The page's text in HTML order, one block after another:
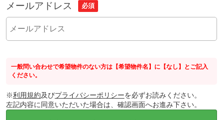
メールアドレス 必須
一般問い合わせで希望物件のない方は【希望物件名】に【なし】とご記入
ください。
※利用規約及びプライバシーポリシーを必ずお読みください。
左記内容に同意いただいた場合は、確認画面へお進み下さい。